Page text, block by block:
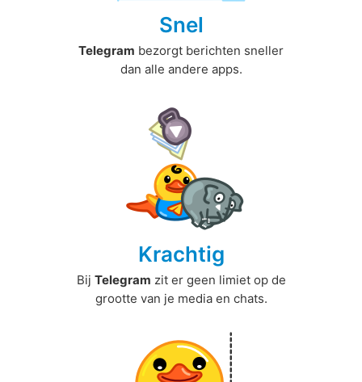
Snel
Telegram bezorgt berichten sneller
dan alle andere apps.
Krachtig
Bij Telegram zit er geen limiet op de
grootte van je media en chats.